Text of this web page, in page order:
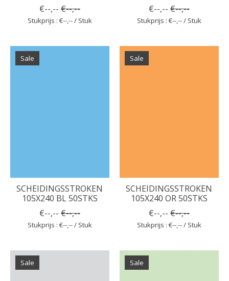
€--,-- €--,--
Stukprijs : €--,-- / Stuk
€--,-- €--,--
Stukprijs : €--,-- / Stuk
Sale
SCHEIDINGSSTROKEN
105X240 BL 50STKS
€--,-- €--,--
Stukprijs : €--,-- / Stuk
Sale
SCHEIDINGSSTROKEN
105X240 OR 50STKS
€--,-- €--,--
Stukprijs : €--,-- / Stuk
Sale Sale